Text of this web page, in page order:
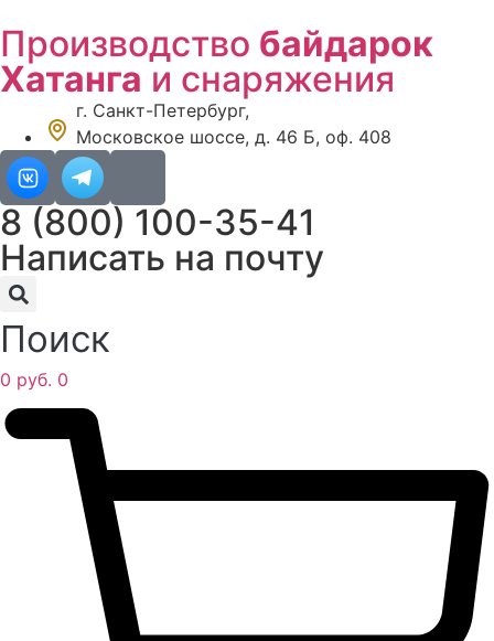
к
содержимому
Производство байдарок
Хатанга и снаряжения
г. Санкт-Петербург,
Московское шоссе, д. 46 Б, оф. 408
8 (800) 100-35-41
Написать на почту
Поиск
0 руб. 0